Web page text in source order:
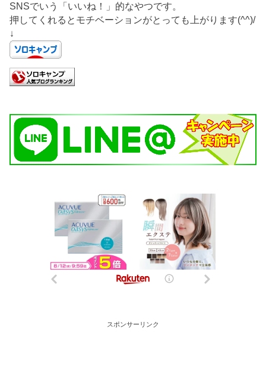
SNSでいう「いいね！」的なやつです。
押してくれるとモチベーションがとっても上がります(^^)/
↓
スポンサーリンク